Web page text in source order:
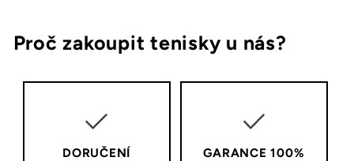
Proč zakoupit tenisky u nás?
DORUČENÍ
GARANCE 100%